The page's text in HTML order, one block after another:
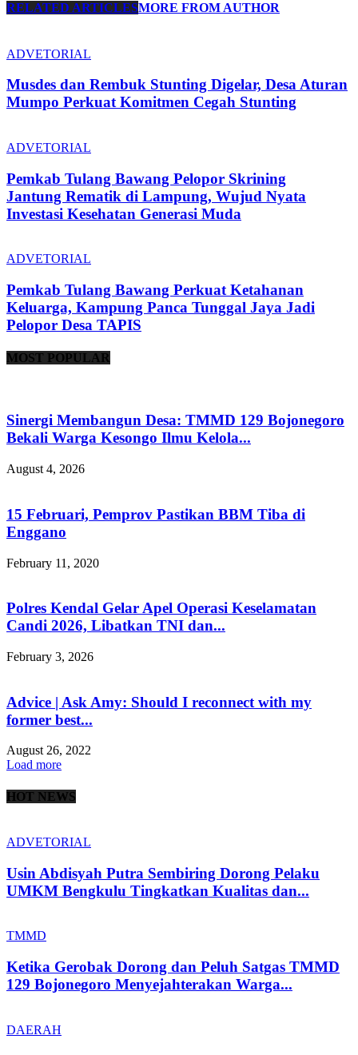
RELATED ARTICLESMORE FROM AUTHOR
ADVETORIAL
Musdes dan Rembuk Stunting Digelar, Desa Aturan
Mumpo Perkuat Komitmen Cegah Stunting
ADVETORIAL
Pemkab Tulang Bawang Pelopor Skrining
Jantung Rematik di Lampung, Wujud Nyata
Investasi Kesehatan Generasi Muda
ADVETORIAL
Pemkab Tulang Bawang Perkuat Ketahanan
Keluarga, Kampung Panca Tunggal Jaya Jadi
Pelopor Desa TAPIS
MOST POPULAR
Sinergi Membangun Desa: TMMD 129 Bojonegoro
Bekali Warga Kesongo Ilmu Kelola...
August 4, 2026
15 Februari, Pemprov Pastikan BBM Tiba di
Enggano
February 11, 2020
Polres Kendal Gelar Apel Operasi Keselamatan
Candi 2026, Libatkan TNI dan...
February 3, 2026
Advice | Ask Amy: Should I reconnect with my
former best...
August 26, 2022
Load more
HOT NEWS
ADVETORIAL
Usin Abdisyah Putra Sembiring Dorong Pelaku
UMKM Bengkulu Tingkatkan Kualitas dan...
TMMD
Ketika Gerobak Dorong dan Peluh Satgas TMMD
129 Bojonegoro Menyejahterakan Warga...
DAERAH